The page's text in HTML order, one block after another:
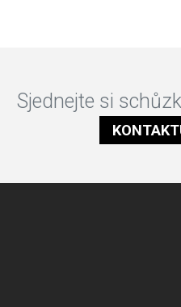
Sjednejte si